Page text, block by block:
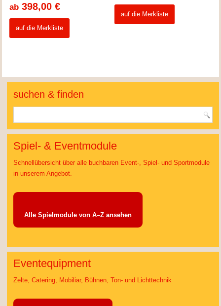
ab 398,00€
auf die Merkliste
auf die Merkliste
suchen & finden
Spiel- & Eventmodule
Schnellübersicht über alle buchbaren Event-, Spiel- und Sportmodule
in unserem Angebot.
Alle Spielmodule von A–Z ansehen
Eventequipment
Zelte, Catering, Mobiliar, Bühnen, Ton- und Lichttechnik